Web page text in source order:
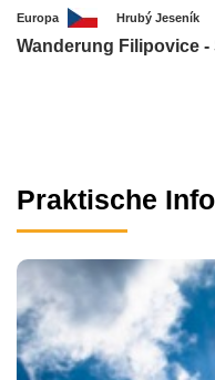
Europa Hrubý Jeseník
Wanderung Filipovice
Praktische